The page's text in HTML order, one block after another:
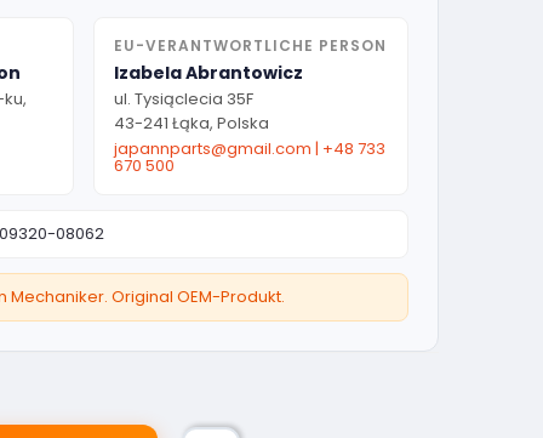
EU-VERANTWORTLICHE PERSON
Izabela Abrantowicz
ul. Tysiąclecia 35F
43-241 Łąka, Polska
japannparts@gmail.com | +48 733
670 500
09320-08062
Original OEM-Produkt.